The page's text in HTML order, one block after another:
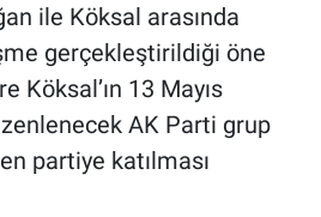
ile Köksal arasında
gerçekleştirildiği öne
Köksal’ın 13 Mayıs
AK Parti grup
partiye katılması